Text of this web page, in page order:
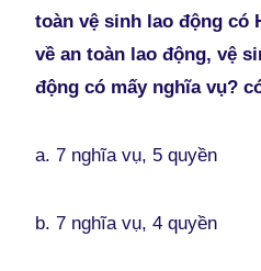
toàn vệ sinh lao động có
về an toàn lao động, vệ
động có mấy nghĩa vụ?
a. 7 nghĩa vụ, 5 quyền
b. 7 nghĩa vụ, 4 quyền